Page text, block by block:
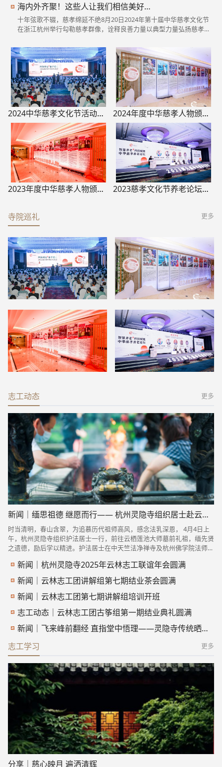
主，杨月芳在国庆假期带着家人一同前往风景秀丽的九华山旅行。她
分享道，“我在社交平台上看到了‘我陪父母游灵隐’
何实现“老者安之”进行了深刻探讨凝聚起更多的智慧与力量 盘古智库
老龄社会研究院首席专家、老龄社会30人论坛发起人、中国老年保健
协会康养分会会长梁春晓作活动主持人，他表示，慈孝文化，作为中
华民族的传统美德，穿越千年的时光，依然熠熠生辉。它不仅是家庭
加剧，如何让老年人安享晚年，成为我们共同的责任与使命。北京师
范大学中国公益研究院理事长、创始院长，民政部原社会
海内外齐聚！这些人让我们相信美好…
十年弦歌不辍，慈孝绵延不绝8月20日2024年第十届中华慈孝文化节
在浙江杭州举行勾勒慈孝群像，诠释良善力量以典型力量弘扬慈孝之
神家园，它不仅是传统美德的璀璨明珠，更是连接每一个中华儿女心
灵的桥梁。 树立慈孝榜样，传递无尽温情。今年入选的慈孝人物/团
体来自海内外各行各业，在各自的领域内熠熠生辉，共同承载并弘扬
着中华民族深厚的慈孝精神。 他们是：连续10多年为儿童提供免费午
餐助其健康成长的“免费午餐”项目40多年锱积铢累为家乡捐资助学的
浙籍港胞张杰让老年群体享受数字时代带来的便捷科普防诈骗知识的
“蓝马甲行动”提倡“小老人”帮“老老人”发展
2024中华慈孝文化节活动现场 2024年度中华慈孝人物颁奖盛典
2023年度中华慈孝人物颁奖盛典 2023慈孝文化节养老论坛与圆桌对话
寺院巡礼 更多
志工动态 更多
新闻｜缅思祖德 继愿而行—— 杭州灵隐寺组织居士赴云栖礼祖
时当清明，春山含翠，为追慕历代祖师高风，感念法乳深恩， 4月4日上
午，杭州灵隐寺组织护法居士一行，前往云栖莲池大师墓前礼祖，缅先贤
之遗德，励后学以精进。护法居士在中天竺法净禅寺及杭州佛学院法师的
声、每一瓣心香，皆化作对祖师大德无尽的感恩与追思，以此礼祖功德，
回向佛日增辉、正法久住，世界和平、人民安乐。每年清明时节，杭州佛
教界皆依传统组织僧俗四众弟子前往祖师塔前扫塔礼拜。此举既为感念祖
师住世弘法、续佛慧命、荷担如来家业的甚深功德，亦为勉励佛子不忘先
中国净土宗第八代祖师云
新闻｜杭州灵隐寺2025年云林志工联谊年会圆满
新闻｜云林志工团讲解组第七期结业茶会圆满
新闻｜云林志工团第七期讲解组培训开班
志工动态｜云林志工团古筝组第一期结业典礼圆满
新闻｜飞来峰前翻经 直指堂中悟理——灵隐寺传统晒经活动
志工学习
更多
分享｜慈心映月 遍洒清辉